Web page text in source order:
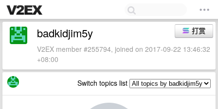
打赏
badkidjim5y
V2EX member #255794, joined on 2017-09-22 13:46:32
+08:00
Switch topics list